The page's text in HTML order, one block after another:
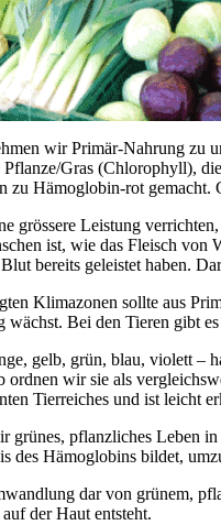
wir Primär-Nahrung
Gras (Chlorophyll),
Hämoglobin-rot gemacht.
grössere Leistung
ist, wie das Fleisch
bereits geleistet haben.
Klimazonen sollte aus
Bei den Tieren gibt
gelb, grün, blau, violett –
wir sie als
Tierreiches und ist leicht
grünes, pflanzliches Leben
des Hämoglobins bildet,
dar von grünem,
der Haut entsteht.